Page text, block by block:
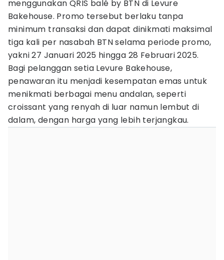
menggunakan QRIS balé by BTN di Levure
Bakehouse. Promo tersebut berlaku tanpa
minimum transaksi dan dapat dinikmati maksimal
tiga kali per nasabah BTN selama periode promo,
yakni 27 Januari 2025 hingga 28 Februari 2025.
Bagi pelanggan setia Levure Bakehouse,
penawaran itu menjadi kesempatan emas untuk
menikmati berbagai menu andalan, seperti
croissant yang renyah di luar namun lembut di
dalam, dengan harga yang lebih terjangkau.